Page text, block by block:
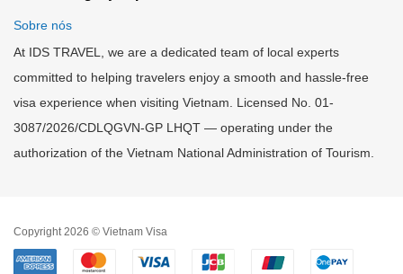
Sobre nós
At IDS TRAVEL, we are a dedicated team of local experts
committed to helping travelers enjoy a smooth and hassle-free
visa experience when visiting Vietnam. Licensed No. 01-
3087/2026/CDLQGVN-GP LHQT — operating under the
authorization of the Vietnam National Administration of Tourism.
Copyright 2026 © Vietnam Visa